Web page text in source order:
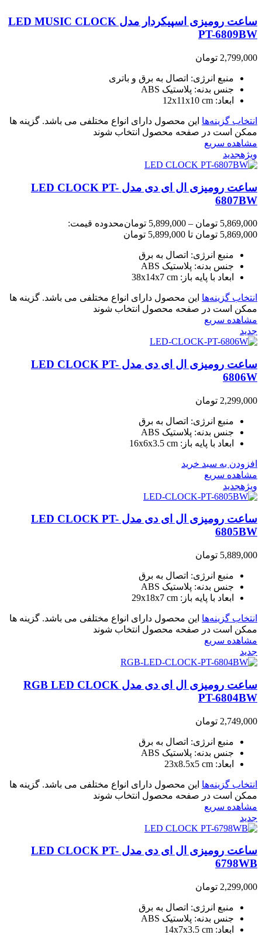
ساعت رومیزی اسپیکردار مدل LED MUSIC CLOCK
PT-6809BW
2,799,000 تومان
منبع انرژی: اتصال به برق و باتری
جنس بدنه: پلاستیک ABS
ابعاد: 12x11x10 cm
انتخاب گزینه‌ها این محصول دارای انواع مختلفی می باشد. گزینه ها
ممکن است در صفحه محصول انتخاب شوند
مشاهده سریع
ویژهجدید
ساعت رومیزی ال ای دی مدل LED CLOCK PT-
6807BW
5,869,000 تومان –
5,899,000 تومانمحدوده قیمت:
5,869,000 تومان تا 5,899,000 تومان
منبع انرژی: اتصال به برق
جنس بدنه: پلاستیک ABS
ابعاد با پایه باز: 38x14x7 cm
انتخاب گزینه‌ها این محصول دارای انواع مختلفی می باشد. گزینه ها
ممکن است در صفحه محصول انتخاب شوند
مشاهده سریع
جدید
ساعت رومیزی ال ای دی مدل LED CLOCK PT-
6806W
2,299,000 تومان
منبع انرژی: اتصال به برق
جنس بدنه: پلاستیک ABS
ابعاد با پایه باز: 16x6x3.5 cm
افزودن به سبد خرید
مشاهده سریع
ویژهجدید
ساعت رومیزی ال ای دی مدل LED CLOCK PT-
6805BW
5,889,000 تومان
منبع انرژی: اتصال به برق
جنس بدنه: پلاستیک ABS
ابعاد با پایه باز: 29x18x7 cm
انتخاب گزینه‌ها این محصول دارای انواع مختلفی می باشد. گزینه ها
ممکن است در صفحه محصول انتخاب شوند
مشاهده سریع
جدید
ساعت رومیزی ال ای دی مدل RGB LED CLOCK
PT-6804BW
2,749,000 تومان
منبع انرژی: اتصال به برق
جنس بدنه: پلاستیک ABS
ابعاد: 23x8.5x5 cm
انتخاب گزینه‌ها این محصول دارای انواع مختلفی می باشد. گزینه ها
ممکن است در صفحه محصول انتخاب شوند
مشاهده سریع
جدید
ساعت رومیزی ال ای دی مدل LED CLOCK PT-
6798WB
2,299,000 تومان
منبع انرژی: اتصال به برق
جنس بدنه: پلاستیک ABS
ابعاد: 14x7x3.5 cm